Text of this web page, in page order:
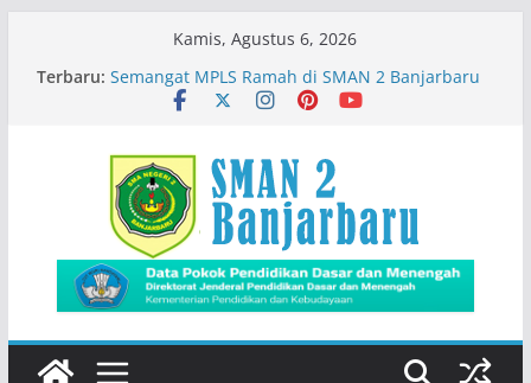
Kamis, Agustus 6, 2026
Terbaru: Semangat MPLS Ramah di SMAN 2 Banjarbaru
Kemeriahan Road Tour DBL 2026
Siswa SMADA Belajar Seru Bareng Dosen Biologi
FMIPA ULM